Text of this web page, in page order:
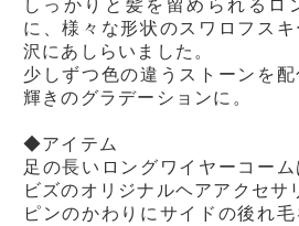
しっかりと髪を留められるロ
に、様々な形状のスワロフス
沢にあしらいました。
少しずつ色の違うストーンを
輝きのグラデーションに。
◆アイテム
足の長いロングワイヤーコー
ビズのオリジナルヘアアクセサ
ピンのかわりにサイドの後れ